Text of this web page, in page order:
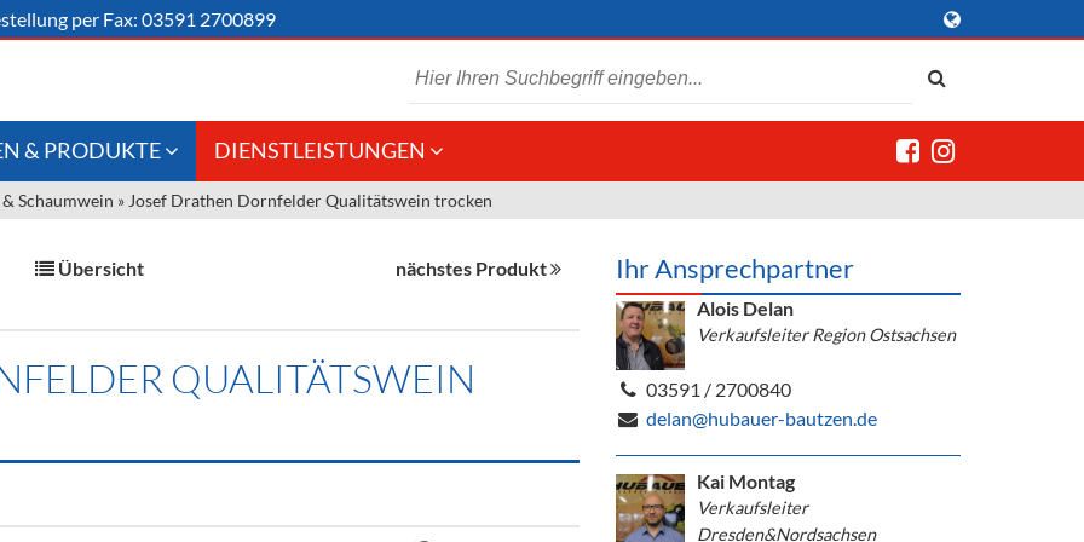
per Fax: 03591 2700899
Gastronomie
Großhandel
& PRODUKTE DIENSTLEISTUNGEN
Kommisionskauf &
Schaumwein » Josef Drathen Dornfelder Qualitätswein trocken
Übersicht nächstes Produkt
QUALITÄTSWEIN
Ihr Ansprechpartner
Alois Delan
Verkaufsleiter Region Ostsachsen
03591 / 2700840
delan@hubauer-bautzen.de
Kai Montag
Verkaufsleiter
Dresden&Nordsachsen